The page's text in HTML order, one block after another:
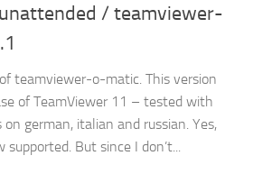
/ teamviewer-
teamviewer-o-matic. This version
of TeamViewer 11 – tested with
german, italian and russian. Yes,
But since I don’t...